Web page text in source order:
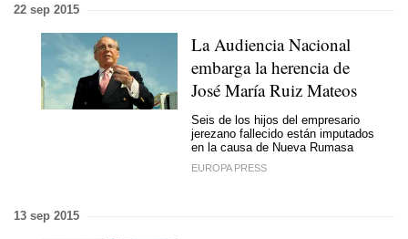
22 sep 2015
La Audiencia Nacional
embarga la herencia de
José María Ruiz Mateos
Seis de los hijos del empresario
jerezano fallecido están imputados
en la causa de Nueva Rumasa
EUROPA PRESS
13 sep 2015